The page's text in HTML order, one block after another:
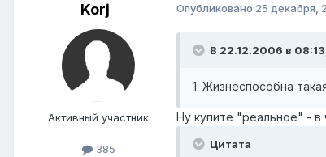
Korj
Активный участник
385
Опубликовано 25 декабря,
В 22.12.2006 в
1. Жизнеспособна
Ну купите "реальное" - в
Цитата